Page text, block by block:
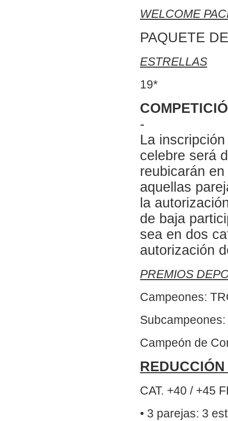
WELCOME
PAQUETE
ESTRELLAS
19*
-
La
celebre será
reubicarán
aquellas
la
de baja
sea en dos
autorización
PREMIOS
Campeones:
Campeón de
CAT. +40 / +45
• 3 parejas: 3